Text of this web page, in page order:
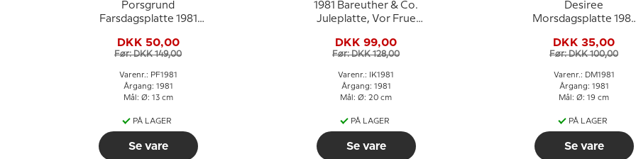
Porsgrund
Farsdagsplatte 1981
modelskib
DKK 50,00
Før: DKK 149,00
Varenr.: PF1981
Årgang: 1981
Mål: Ø: 13 cm
PÅ LAGER
Se vare
1981 Bareuther & Co.
Juleplatte, Vor Frue
DKK 99,00
Før: DKK 128,00
Varenr.: IK1981
Årgang: 1981
Mål: Ø: 20 cm
PÅ LAGER
Se vare
Desiree
Morsdagsplatte 1981
Stage
DKK 35,00
Før: DKK 100,00
Varenr.: DM1981
Årgang: 1981
Mål: Ø: 19 cm
PÅ LAGER
Se vare